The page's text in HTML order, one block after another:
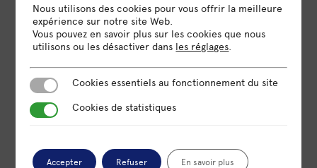
CATÉGORIE
Labo
ORGANISATEUR
Nous utilisons des cookies pour vous offrir la meilleure
expérience sur notre site Web.
Vous pouvez en savoir plus sur les cookies que nous
utilisons ou les désactiver dans les réglages
Cookies essentiels au fonctionnement du site
Cookies essentiels au fonctionnement du site
Cookies de statistiques
Cookies de statistiques
Accepter Refuser En savoir plus